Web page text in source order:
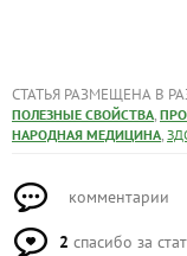
СТАТЬЯ РАЗМЕЩЕНА В
ПОЛЕЗНЫЕ СВОЙСТВА,
НАРОДНАЯ МЕДИЦИНА,
комментарии
2 спасибо за